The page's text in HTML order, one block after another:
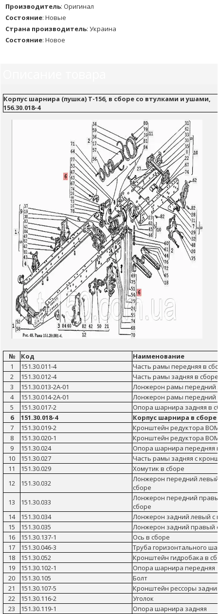
Производитель: Оригинал
Состояние: Новые
Страна производитель: Украина
Состояние: Новое
Корпус шарнира (пушка) Т-156, в сборе со втулками и ушами,
156.30.018-4
№ Код
Наименование
1
151.30.011-4
Часть рамы передняя в
2
151.30.012-4
Часть рамы задняя в сборе
3
151.30.013-2А-01
Лонжерон рамы передний
4
151.30.014-2А-01
Лонжерон рамы передний
5
151.30.017-2
Опора шарнира задняя в
6
151.30.018-4
Корпус шарнира в сборе
7
151.30.019-2
Кронштейн редуктора
8
151.30.020-1
Кронштейн редуктора
9
151.30.024
Опора шарнира передняя
10
151.30.027
Часть рамы задняя с
11
151.30.029
Хомутик в сборе
12
151.30.032
Лонжерон передний
сборе
13
151.30.033
Лонжерон передний
сборе
14
151.30.034
Лонжерон задний левый
15
151.30.035
Лонжерон задний правый
16
151.30.137-1
Ось в сборе
17
151.30.046-3
Труба горизонтального
18
151.30.052
Кронштейн гидробака в
19
151.30.102-1
Опора шарнира передняя
20
151.30.105
Болт
21
151.30.107-5
Кронштейн рессоры
22
151.30.116-2
Уголок
23
151.30.119-1 Опора шарнира задняя